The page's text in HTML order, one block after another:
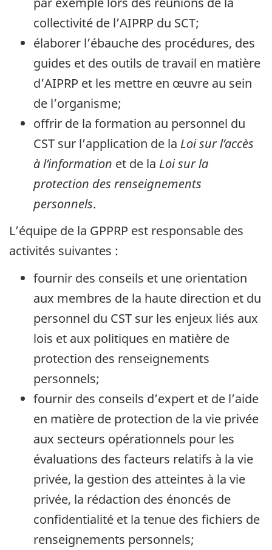
collectivité de l’AIPRP du SCT;
élaborer l’ébauche des procédures, des
guides et des outils de travail en matière
d’AIPRP et les mettre en œuvre au sein
de l’organisme;
offrir de la formation au personnel du
CST sur l’application de la Loi sur l’accès
à l’information et de la Loi sur la
protection des renseignements
personnels.
L’équipe de la GPPRP est responsable des
activités suivantes :
fournir des conseils et une orientation
aux membres de la haute direction et du
personnel du CST sur les enjeux liés aux
lois et aux politiques en matière de
protection des renseignements
personnels;
fournir des conseils d’expert et de l’aide
en matière de protection de la vie privée
aux secteurs opérationnels pour les
évaluations des facteurs relatifs à la vie
privée, la gestion des atteintes à la vie
privée, la rédaction des énoncés de
confidentialité et la tenue des fichiers de
renseignements personnels;